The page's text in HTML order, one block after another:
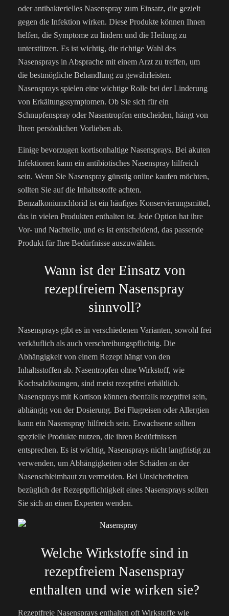
oder antibakterielles Nasenspray zum Einsatz, die gezielt
gegen die Infektion wirken. Diese Produkte können Ihnen
helfen, die Symptome zu lindern und die Heilung zu
unterstützen. Es ist wichtig, die richtige Wahl des
Nasensprays in Absprache mit einem Arzt zu treffen, um
die bestmögliche Behandlung zu gewährleisten.
Nasensprays spielen eine wichtige Rolle bei der Linderung
von Erkältungssymptomen. Ob Sie sich für ein
Schnupfenspray oder Nasentropfen entscheiden, hängt von
Ihren persönlichen Vorlieben ab.
Einige bevorzugen kortisonhaltige Nasensprays. Bei akuten
Infektionen kann ein antibiotisches Nasenspray hilfreich
sein. Wenn Sie Nasenspray günstig online kaufen möchten,
sollten Sie auf die Inhaltsstoffe achten.
Benzalkoniumchlorid ist ein häufiges Konservierungsmittel,
das in vielen Produkten enthalten ist. Jede Option hat ihre
Vor- und Nachteile, und es ist entscheidend, das passende
Produkt für Ihre Bedürfnisse auszuwählen.
Wann ist der Einsatz von
rezeptfreiem Nasenspray
sinnvoll?
Nasensprays gibt es in verschiedenen Varianten, sowohl frei
verkäuflich als auch verschreibungspflichtig. Die
Abhängigkeit von einem Rezept hängt von den
Inhaltsstoffen ab. Nasentropfen ohne Wirkstoff, wie
Kochsalzlösungen, sind meist rezeptfrei erhältlich.
Nasensprays mit Kortison können ebenfalls rezeptfrei sein,
abhängig von der Dosierung. Bei Flugreisen oder Allergien
kann ein Nasenspray hilfreich sein. Erwachsene sollten
spezielle Produkte nutzen, die ihren Bedürfnissen
entsprechen. Es ist wichtig, Nasensprays nicht langfristig zu
verwenden, um Abhängigkeiten oder Schäden an der
Nasenschleimhaut zu vermeiden. Bei Unsicherheiten
bezüglich der Rezeptpflichtigkeit eines Nasensprays sollten
Sie sich an einen Experten wenden.
Welche Wirkstoffe sind in
rezeptfreiem Nasenspray
enthalten und wie wirken sie?
Rezeptfreie Nasensprays enthalten oft Wirkstoffe wie